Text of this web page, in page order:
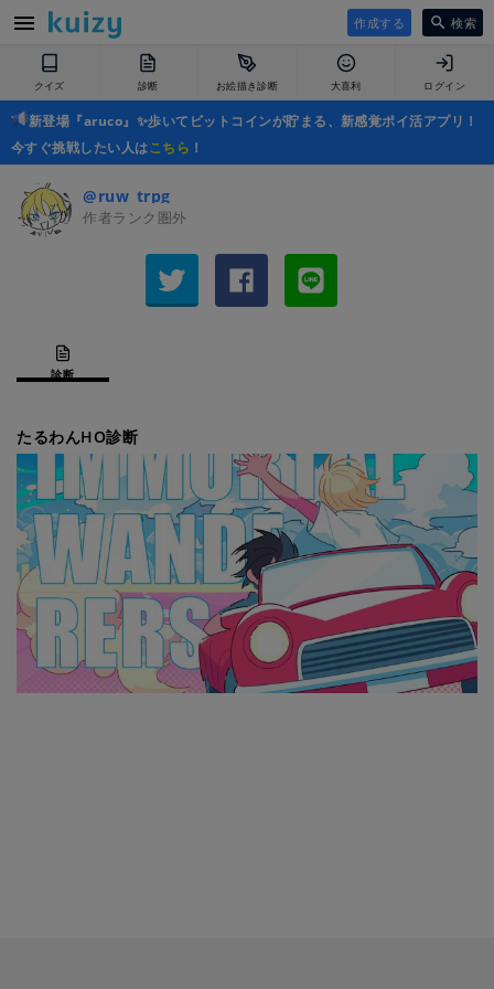
作成する 検索
クイズ 診断 お絵描き診断 大喜利 ログイン
新登場『aruco』✨歩いてビットコインが貯まる、新感覚ポイ活アプリ！
今すぐ挑戦したい人はこちら ！
@ruw_trpg
作者ランク圏外
診断
たるわんHO診断